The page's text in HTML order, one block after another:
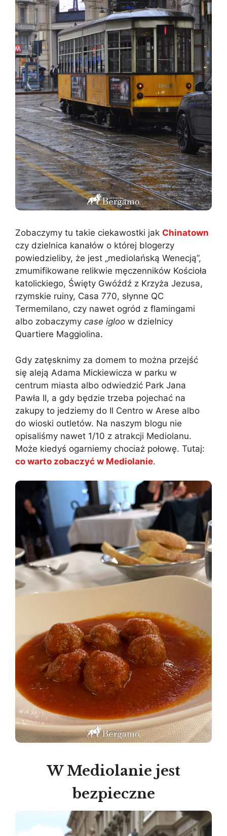
Zobaczymy tu takie ciekawostki jak Chinatown
czy dzielnica kanałów o której blogerzy
powiedzieliby, że jest „mediolańską Wenecją”,
zmumifikowane relikwie męczenników Kościoła
katolickiego, Święty Gwóźdź z Krzyża Jezusa,
rzymskie ruiny, Casa 770, słynne QC
Termemilano, czy nawet ogród z flamingami
albo zobaczymy case igloo w dzielnicy
Quartiere Maggiolina.
Gdy zatęsknimy za domem to można przejść
się aleją Adama Mickiewicza w parku w
centrum miasta albo odwiedzić Park Jana
Pawła II, a gdy będzie trzeba pojechać na
zakupy to jedziemy do Il Centro w Arese albo
do wioski outletów. Na naszym blogu nie
opisaliśmy nawet 1/10 z atrakcji Mediolanu.
Może kiedyś ogarniemy chociaż połowę. Tutaj:
co warto zobaczyć w Mediolanie.
W Mediolanie jest
bezpieczne